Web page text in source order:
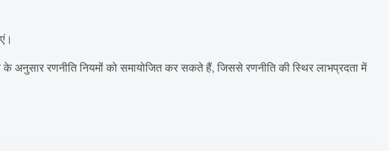
रणनीति नियमों को समायोजित कर सकते हैं, जिससे रणनीति की स्थिर लाभप्रदता में